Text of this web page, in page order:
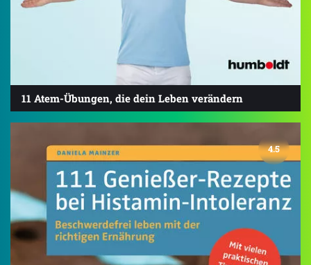
11 Atem-Übungen, die dein Leben verändern
4.5